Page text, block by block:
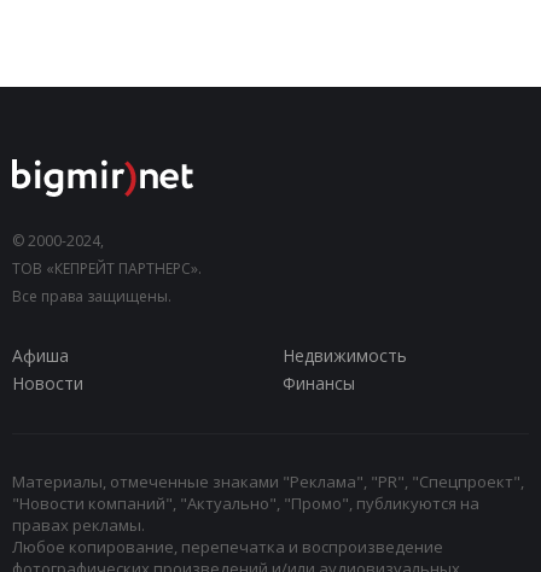
© 2000-2024,
ТОВ «КЕПРЕЙТ ПАРТНЕРС».
Все права защищены.
Афиша
Недвижимость
Новости
Финансы
Материалы, отмеченные знаками "Реклама", "PR", "Спецпроект",
"Новости компаний", "Актуально", "Промо", публикуются на
правах рекламы.
Любое копирование, перепечатка и воспроизведение